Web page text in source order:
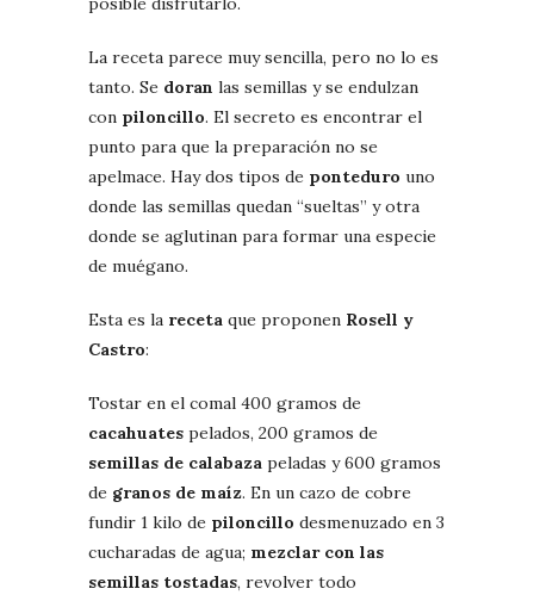
La receta parece muy sencilla, pero no lo es
tanto. Se doran las semillas y se endulzan
con piloncillo. El secreto es encontrar el
punto para que la preparación no se
apelmace. Hay dos tipos de ponteduro uno
donde las semillas quedan “sueltas” y otra
donde se aglutinan para formar una especie
de muégano.
Esta es la receta que proponen Rosell y
Castro:
Tostar en el comal 400 gramos de
cacahuates pelados, 200 gramos de
semillas de calabaza peladas y 600 gramos
de granos de maíz. En un cazo de cobre
fundir 1 kilo de piloncillo desmenuzado en 3
cucharadas de agua; mezclar con las
semillas tostadas, revolver todo